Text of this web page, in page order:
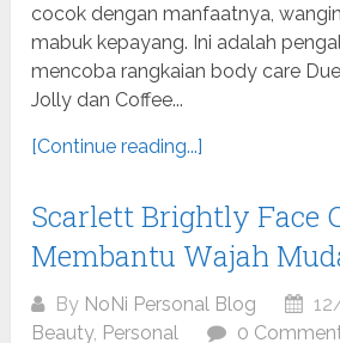
cocok dengan manfaatnya,
mabuk kepayang. Ini adalah
mencoba rangkaian body care
Jolly dan Coffee...
[Continue reading...]
Scarlett Brightly Face
Membantu Wajah
By NoNi Personal Blog
Beauty, Personal 0